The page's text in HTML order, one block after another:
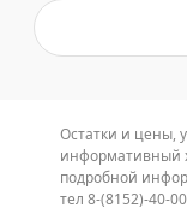
Остатки и цены,
информативный
подробной
тел 8-(8152)-40-